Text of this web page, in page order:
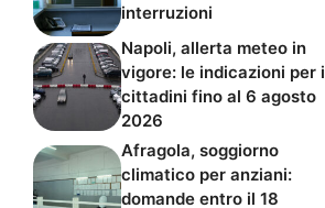
interruzioni
Napoli, allerta meteo in
vigore: le indicazioni per i
cittadini fino al 6 agosto
2026
Afragola, soggiorno
climatico per anziani:
domande entro il 18